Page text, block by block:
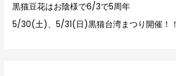
黒猫豆花はお陰様で6/3で5周年
5/30(土)、5/31(日)黒猫台湾まつり開催！！